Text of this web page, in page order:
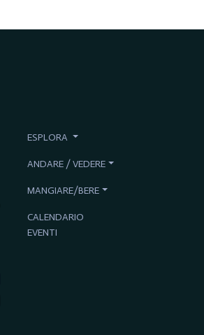
ESPLORA
ANDARE / VEDERE
MANGIARE/BERE
CALENDARIO
EVENTI